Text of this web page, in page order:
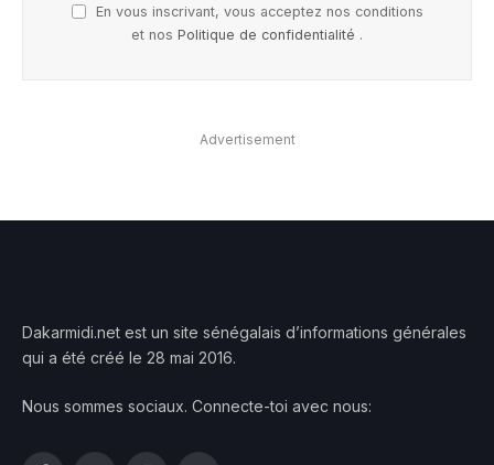
En vous inscrivant, vous acceptez nos conditions
et nos Politique de confidentialité .
Advertisement
Dakarmidi.net est un site sénégalais d’informations générales
qui a été créé le 28 mai 2016.
Nous sommes sociaux. Connecte-toi avec nous: